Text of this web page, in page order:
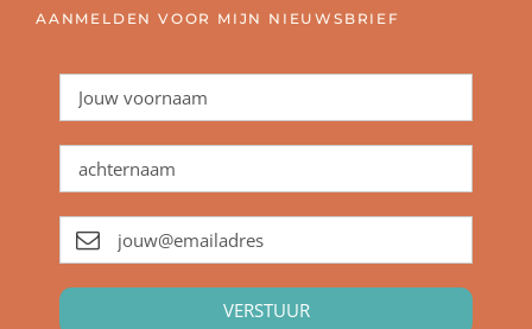
AANMELDEN VOOR MIJN NIEUWSBRIEF
VERSTUUR